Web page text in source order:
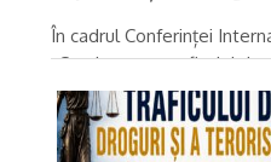
În cadrul Conferinței
„Combaterea traficului de
a terorismului”, organizată
Universitatea Hyperion din
București și Asociația